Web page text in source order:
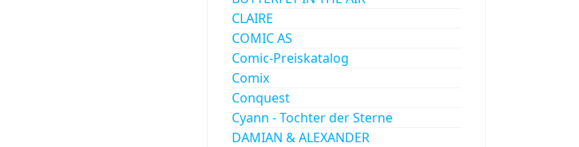
CLAIRE
COMIC AS
Comic-Preiskatalog
Comix
Conquest
Cyann - Tochter der Sterne
DAMIAN & ALEXANDER